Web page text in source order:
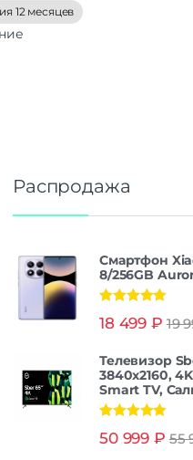
12 месяцев
Распродажа
Смартфон
8/256GB
из 5
18 499 ₽ 19
Телевизор
3840x2160,
Smart TV,
из 5
50 999 ₽ 55